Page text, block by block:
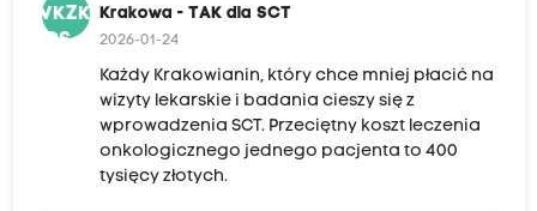
WKZK-
TDS
Krakowa - TAK dla SCT
2026-01-24
Każdy Krakowianin, który chce mniej płacić na
wizyty lekarskie i badania cieszy się z
wprowadzenia SCT. Przeciętny koszt leczenia
onkologicznego jednego pacjenta to 400
tysięcy złotych.